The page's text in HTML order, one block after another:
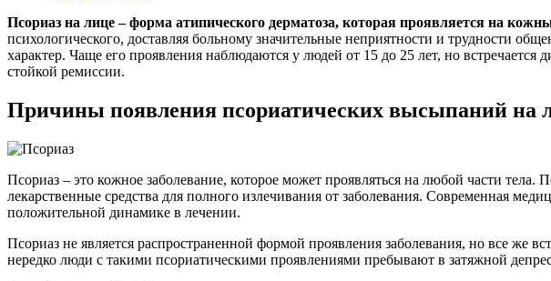
Псориаз на лице – форма атипического дерматоза, которая проявляется на
психологического, доставляя больному значительные неприятности и трудности
характер. Чаще его проявления наблюдаются у людей от 15 до 25 лет, но
стойкой ремиссии.
Причины появления псориатических высыпаний на
Псориаз – это кожное заболевание, которое может проявляться на любой части
лекарственные средства для полного излечивания от заболевания. Современная
положительной динамике в лечении.
Псориаз не является распространенной формой проявления заболевания, но все же
нередко люди с такими псориатическими проявлениями пребывают в затяжной